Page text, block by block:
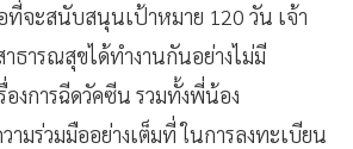
จะสนับสนุนเป้าหมาย 120 วัน เจ้า
ธารณสุขได้ทำงานกันอย่างไม่มี
องการฉีดวัคซีน รวมทั้งพี่น้อง
ามร่วมมืออย่างเต็มที่ ในการลงทะเบียน